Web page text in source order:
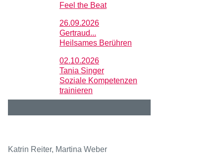
Feel the Beat
26.09.2026
Gertraud...
Heilsames Berühren
02.10.2026
Tania Singer
Soziale Kompetenzen
trainieren
Katrin Reiter, Martina Weber